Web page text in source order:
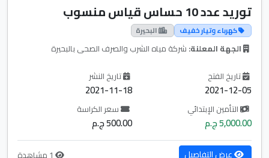
توريد عدد 10 حساس قياس منسوب
كهرباء وتيار خفيف البحيرة
الجهة المعلنة: شركة مياه الشرب والصرف الصحى بالبحيرة
تاريخ الفتح
2021-12-05
تاريخ النشر
2021-11-18
التأمين الإبتدائي
5,000.00 ج.م
سعر الكراسة
500.00 ج.م
عرض التفاصيل